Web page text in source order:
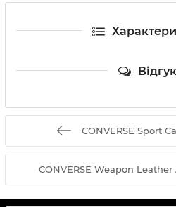
CONVERSE Sport
CONVERSE Weapon Leather